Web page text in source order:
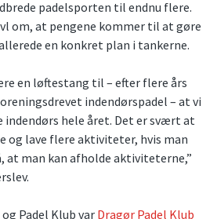
padelsporten til endnu flere.
om, at pengene kommer til at gøre
en konkret plan i tankerne.
en løftestang til – efter flere års
indendørspadel – at vi
hele året. Det er svært at
og lave flere aktiviteter, hvis man
at man kan afholde aktiviteterne,”
Padel Klub var Dragør Padel Klub